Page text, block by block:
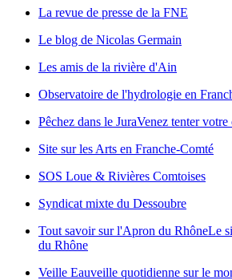
La revue de presse de la FNE
Le blog de Nicolas Germain
Les amis de la rivière d'Ain
Observatoire de l'hydrologie en
Pêchez dans le JuraVenez tenter votre
Site sur les Arts en Franche-Comté
SOS Loue & Rivières Comtoises
Syndicat mixte du Dessoubre
Tout savoir sur l'Apron du RhôneLe
du Rhône
Veille Eauveille quotidienne sur le